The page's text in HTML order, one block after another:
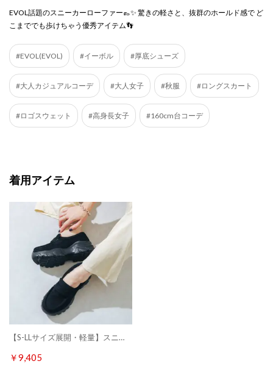
EVOL話題のスニーカーローファー👞✨ 驚きの軽さと、抜群のホールド感で ど
こまででも歩けちゃう優秀アイテム👣
#EVOL(EVOL) #イーボル #厚底シューズ
#大人カジュアルコーデ #大人女子 #秋服 #ロングスカート
#ロゴスウェット #高身長女子 #160cm台コーデ
着用アイテム
【S-LLサイズ展開・軽量】スニーカーソールローファー IZ5849 （ブラックスエード）
￥9,405